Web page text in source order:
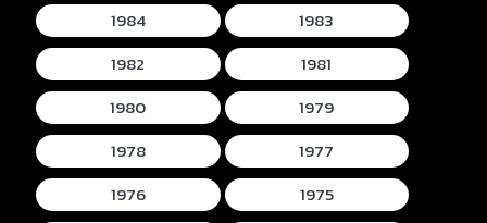
1984
1983
1982
1981
1980
1979
1978
1977
1976
1975